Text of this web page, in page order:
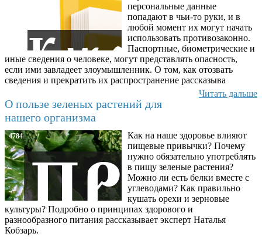
персональные данные
попадают в чьи-то руки, и в
любой момент их могут начать
использовать противозаконно.
Паспортные, биометрические и
иные сведения о человеке, могут представлять опасность,
если ими завладеет злоумышленник. О том, как отозвать
сведения и прекратить их распространение рассказыва
Читать дальше
О пользе зеленых растений для
нашего организма
4784
Как на наше здоровье влияют
пищевые привычки? Почему
нужно обязательно употреблять
в пищу зеленые растения?
Можно ли есть белки вместе с
углеводами? Как правильно
кушать орехи и зерновые
культуры? Подробно о принципах здорового и
разнообразного питания рассказывает эксперт Наталья
Кобзарь.